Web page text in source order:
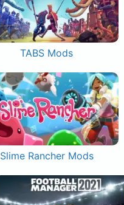
TABS Mods
Slime Rancher Mods